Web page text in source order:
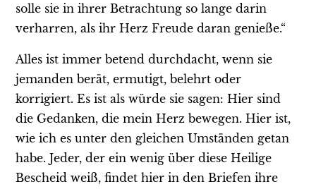
solle sie in ihrer Betrachtung so lange darin
verharren, als ihr Herz Freude daran genieße.“
Alles ist immer betend durchdacht, wenn sie
jemanden berät, ermutigt, belehrt oder
korrigiert. Es ist als würde sie sagen: Hier sind
die Gedanken, die mein Herz bewegen. Hier ist,
wie ich es unter den gleichen Umständen getan
habe. Jeder, der ein wenig über diese Heilige
Bescheid weiß, findet hier in den Briefen ihre